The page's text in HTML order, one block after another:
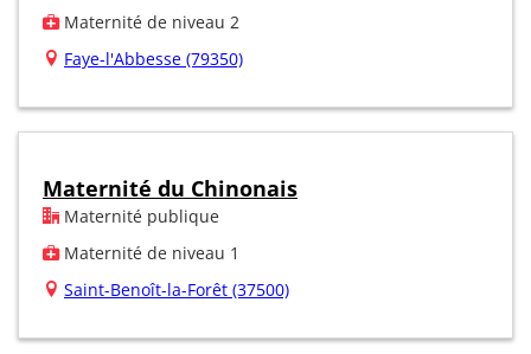
Maternité de niveau 2
Faye-l'Abbesse (79350)
Maternité du Chinonais
Maternité publique
Maternité de niveau 1
Saint-Benoît-la-Forêt (37500)